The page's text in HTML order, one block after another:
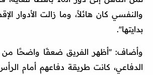
والنفسي كان هائلاً، وما زالت الأدوار
بدايتها''.
وأضاف: ''أظهر الفريق ضعفًا واضحًا
الدفاعي، كانت طريقة دفاعهم أمام